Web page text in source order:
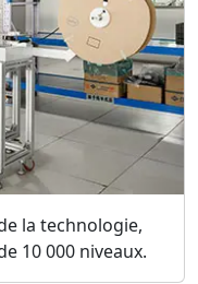
la technologie,
10 000 niveaux.